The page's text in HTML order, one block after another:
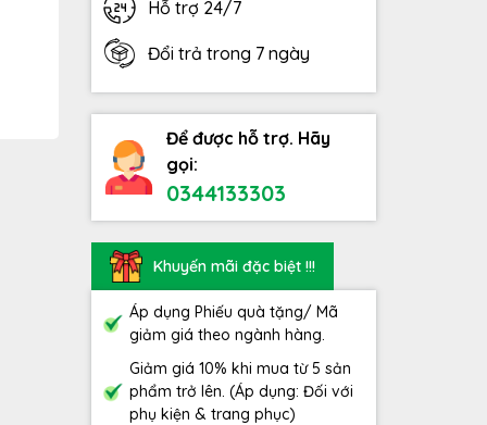
Hỗ trợ 24/7
Đổi trả trong 7 ngày
Để được hỗ trợ. Hãy
gọi:
0344133303
Khuyến mãi đặc biệt !!!
Áp dụng Phiếu quà tặng/ Mã
giảm giá theo ngành hàng.
Giảm giá 10% khi mua từ 5 sản
phẩm trở lên. (Áp dụng: Đối với
phụ kiện & trang phục)